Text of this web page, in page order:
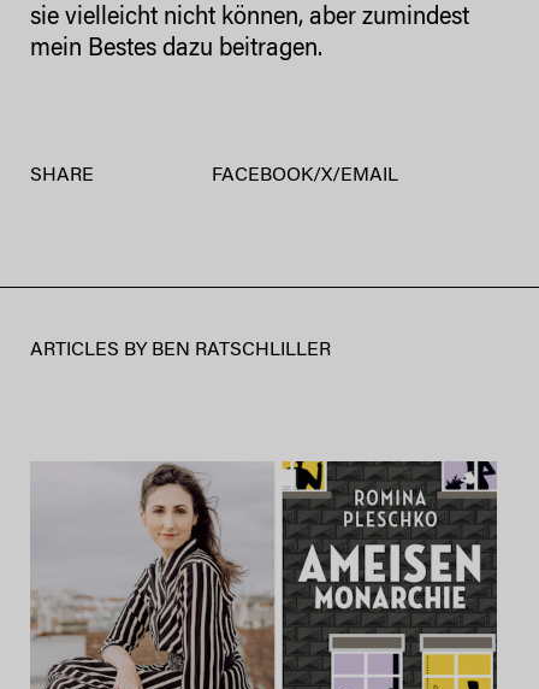
sie vielleicht nicht können, aber zumindest
mein Bestes dazu beitragen.
SHARE FACEBOOK/X/ EMAIL
ARTICLES BY BEN RATSCHLILLER